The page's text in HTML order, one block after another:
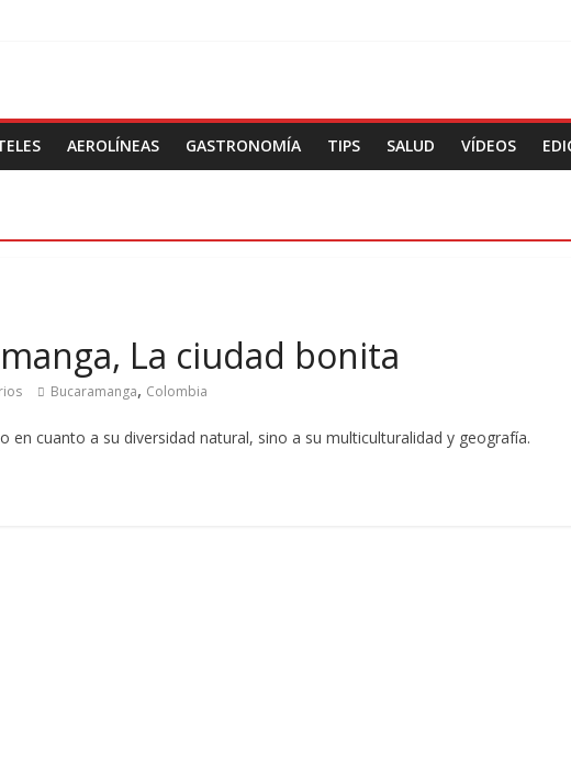
AEROLÍNEAS GASTRONOMÍA TIPS SALUD VÍDEOS
La ciudad bonita
Bucaramanga, Colombia
en cuanto a su diversidad natural, sino a su multiculturalidad y geografía.